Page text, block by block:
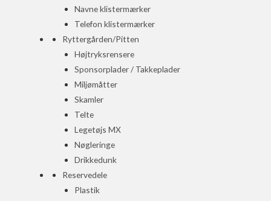
Navne klistermærker
Telefon klistermærker
Ryttergården/Pitten
Højtryksrensere
Sponsorplader / Takkeplader
Miljømåtter
Skamler
Telte
Legetøjs MX
Nøgleringe
Drikkedunk
Reservedele
Plastik